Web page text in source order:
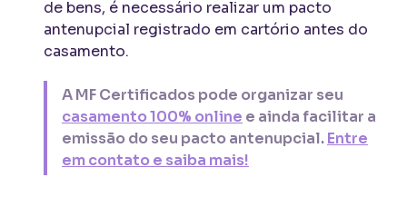
de bens, é necessário realizar um pacto
antenupcial registrado em cartório antes do
casamento.
A MF Certificados pode organizar seu
casamento 100% online e ainda facilitar a
emissão do seu pacto antenupcial.Entre
em contato e saiba mais!